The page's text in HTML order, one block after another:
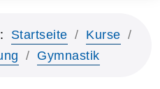
Startseite
Kurse
Gymnastik